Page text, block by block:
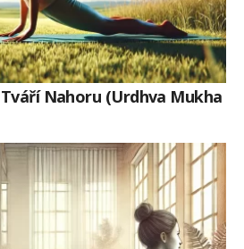
Tváří Nahoru (Urdhva Mukha